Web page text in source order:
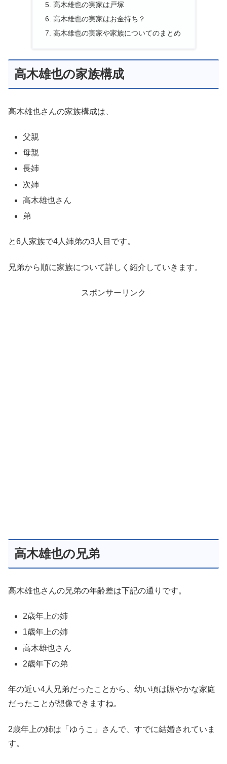
高木雄也の実家は戸塚
高木雄也の実家はお金持ち？
高木雄也の実家や家族についてのまとめ
高木雄也の家族構成
高木雄也さんの家族構成は、
父親
母親
長姉
次姉
高木雄也さん
弟
と6人家族で4人姉弟の3人目です。
兄弟から順に家族について詳しく紹介していきます。
スポンサーリンク
高木雄也の兄弟
高木雄也さんの兄弟の年齢差は下記の通りです。
2歳年上の姉
1歳年上の姉
高木雄也さん
2歳年下の弟
年の近い4人兄弟だったことから、幼い頃は賑やかな家庭
だったことが想像できますね。
2歳年上の姉は「ゆうこ」さんで、すでに結婚されていま
す。